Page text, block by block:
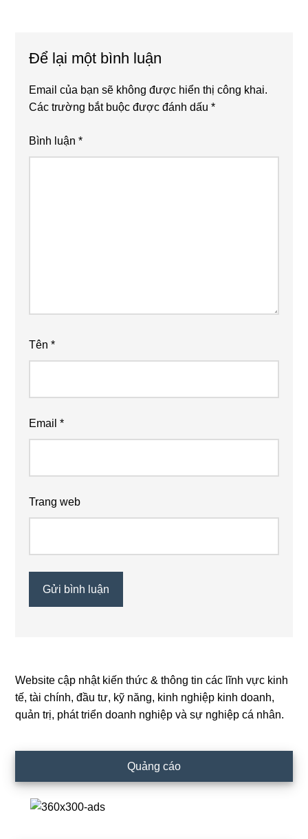
Để lại một bình luận
Email của bạn sẽ không được hiển thị công khai.
Các trường bắt buộc được đánh dấu*
Bình luận*
Tên*
Email*
Trang web
Primary
Sidebar
Website cập nhật kiến thức & thông tin các lĩnh vực kinh
tế, tài chính, đầu tư, kỹ năng, kinh nghiệp kinh doanh,
quản trị, phát triển doanh nghiệp và sự nghiệp cá nhân.
Quảng cáo